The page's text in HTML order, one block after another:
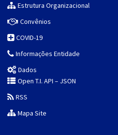
Estrutura Organizacional
Convênios
COVID-19
Informações Entidade
Dados
Open T.I. API – JSON
RSS
Mapa Site